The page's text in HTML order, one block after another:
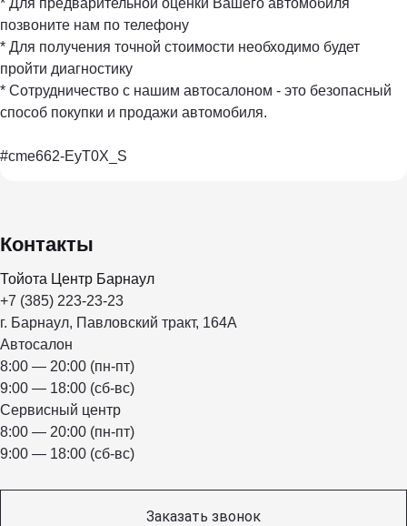
позвоните нам по телефону
* Для получения точной стоимости необходимо будет
пройти диагностику
* Сотрудничество с нашим автосалоном - это безопасный
способ покупки и продажи автомобиля.
#cme662-EyT0X_S
Контакты
Тойота Центр Барнаул
+7 (385) 223-23-23
г. Барнаул, Павловский тракт, 164А
Автосалон
8:00 — 20:00 (пн-пт)
9:00 — 18:00 (сб-вс)
Сервисный центр
8:00 — 20:00 (пн-пт)
9:00 — 18:00 (сб-вс)
Заказать звонок